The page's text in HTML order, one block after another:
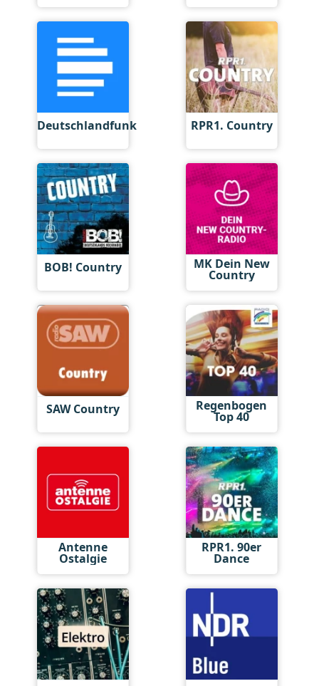
Deutschlandfunk RPR1. Country
BOB! Country MK Dein New
Country
SAW Country Regenbogen
Top 40
Antenne
Ostalgie
RPR1. 90er
Dance